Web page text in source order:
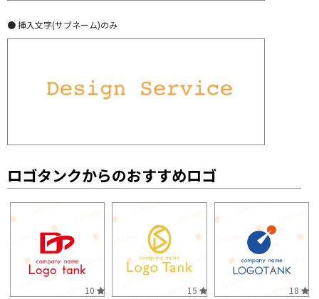
● 挿入文字(サブネーム)のみ
ロゴタンクからのおすすめロゴ
10 15 18